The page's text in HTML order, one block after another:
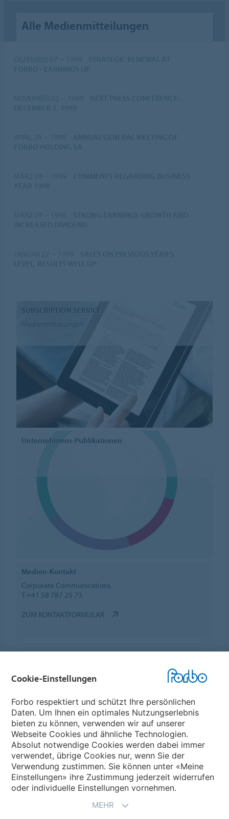
Alle Medienmitteilungen
SUBSCRIPTION SERVICE
Medienmitteilungen
Unternehmens-Publikationen
Medien-Kontakt
Corporate Communications
T +41 58 787 25 73
ZUM KONTAKTFORMULAR
Forbo-Gruppe
Forbo Flooring Systems
Forbo Movement Systems
Cookie-Einstellungen
Forbo respektiert und schützt Ihre persönlichen
Daten. Um Ihnen ein optimales Nutzungserlebnis
bieten zu können, verwenden wir auf unserer
Webseite Cookies und ähnliche Technologien.
Absolut notwendige Cookies werden dabei immer
verwendet, übrige Cookies nur, wenn Sie der
Verwendung zustimmen. Sie können unter «Meine
Einstellungen» ihre Zustimmung jederzeit widerrufen
oder individuelle Einstellungen vornehmen.
MEHR